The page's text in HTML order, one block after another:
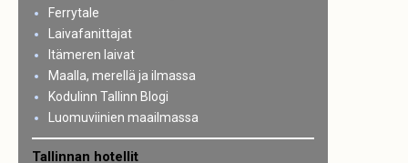
Ferrytale
Laivafanittajat
Itämeren laivat
Maalla, merellä ja ilmassa
Kodulinn Tallinn Blogi
Luomuviinien maailmassa
Tallinnan hotellit